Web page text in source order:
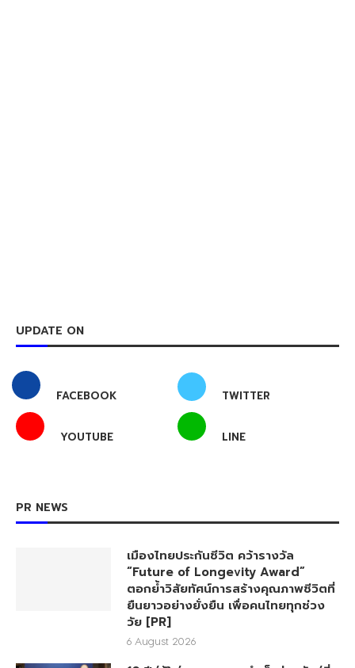
UPDATE ON
FACEBOOK TWITTER
YOUTUBE LINE
PR NEWS
เมืองไทยประกันชีวิต คว้ารางวัล
“Future of Longevity Award”
ตอกย้ำวิสัยทัศน์การสร้างคุณภาพชีวิตที่
ยืนยาวอย่างยั่งยืน เพื่อคนไทยทุกช่วง
วัย [PR]
6 August 2026